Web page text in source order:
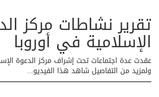
تقرير نشاطات مركز
الإسلامية في أوروبا
عقدت عدة اجتماعات تحت إشراف مركز الدعوة
ولمزيد من التفاصيل شاهد هذا الفيديو...